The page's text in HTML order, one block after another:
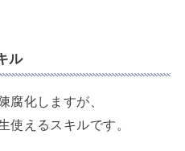
ル
腐化しますが、
使えるスキルです。